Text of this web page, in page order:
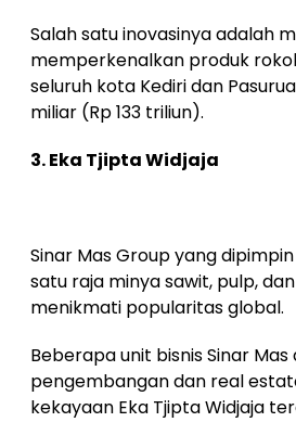
Salah satu inovasinya adalah
memperkenalkan produk
seluruh kota Kediri dan
miliar (Rp 133 triliun).
3. Eka Tjipta Widjaja
Sinar Mas Group yang
satu raja minya sawit, pulp,
menikmati popularitas global.
Beberapa unit bisnis Sinar
pengembangan dan real
kekayaan Eka Tjipta Widjaja